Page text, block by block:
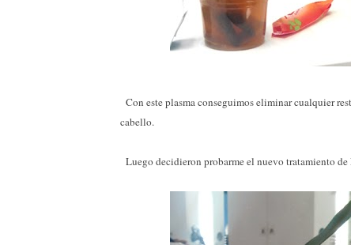
Con este plasma conseguimos eliminar cualquier
cabello.
Luego decidieron probarme el nuevo tratamiento